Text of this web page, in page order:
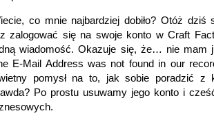
co mnie najbardziej dobiło? Otóż dziś
zalogować się na swoje konto w Craft
wiadomość. Okazuje się, że… nie mam
E-Mail Address was not found in our
pomysł na to, jak sobie poradzić z
Po prostu usuwamy jego konto i